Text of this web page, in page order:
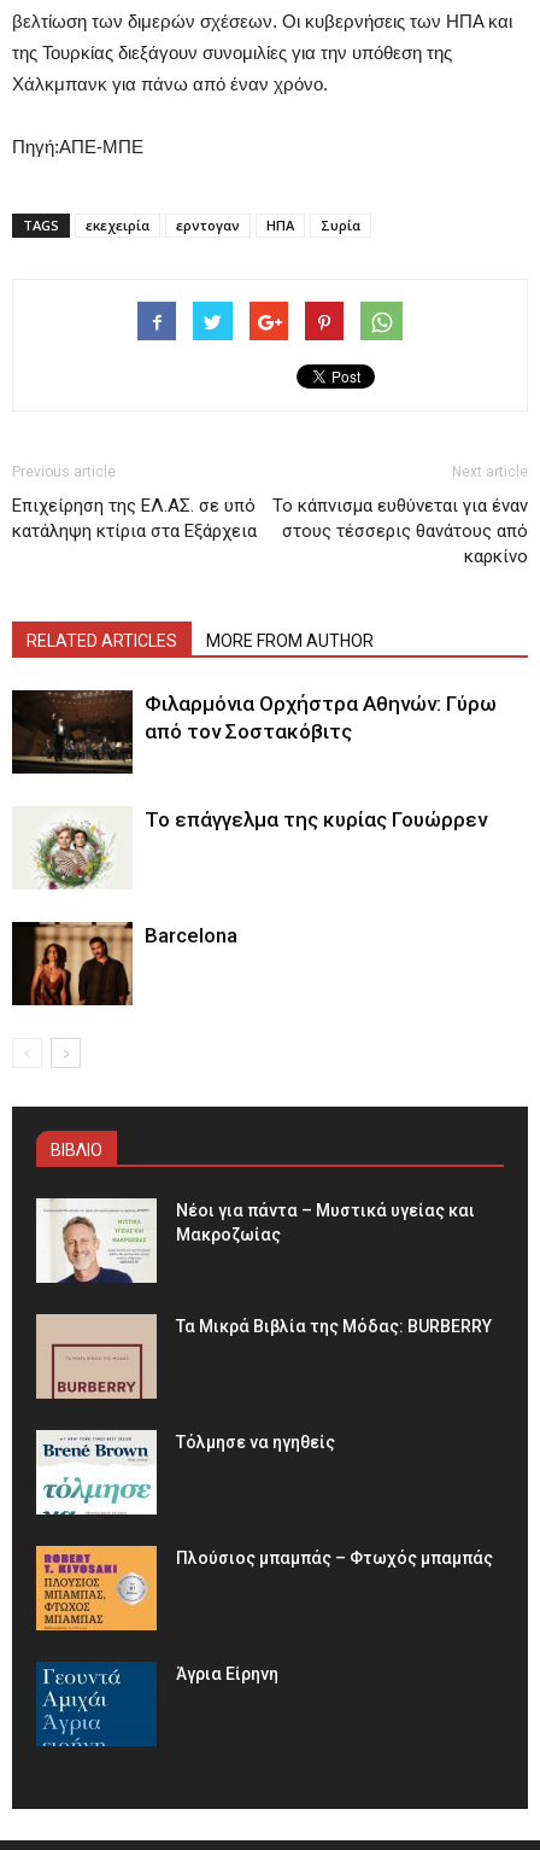
βελτίωση των διμερών σχέσεων. Οι κυβερνήσεις των ΗΠΑ και
της Τουρκίας διεξάγουν συνομιλίες για την υπόθεση της
Χάλκμπανκ για πάνω από έναν χρόνο.
Πηγή:ΑΠΕ-ΜΠΕ
TAGS εκεχειρία ερντογαν ΗΠΑ Συρία
Previous article
Eπιχείρηση της ΕΛ.ΑΣ. σε υπό
κατάληψη κτίρια στα Εξάρχεια
Next article
Το κάπνισμα ευθύνεται για έναν
στους τέσσερις θανάτους από
καρκίνο
RELATED ARTICLES MORE FROM AUTHOR
Φιλαρμόνια Ορχήστρα Αθηνών: Γύρω
από τον Σοστακόβιτς
Το επάγγελμα της κυρίας Γουώρρεν
Barcelona
ΒΙΒΛΙΟ
Νέοι για πάντα – Μυστικά υγείας και
Μακροζωίας
Τα Μικρά Βιβλία της Μόδας: BURBERRY
Τόλμησε να ηγηθείς
Πλούσιος μπαμπάς – Φτωχός μπαμπάς
Άγρια Είρηνη